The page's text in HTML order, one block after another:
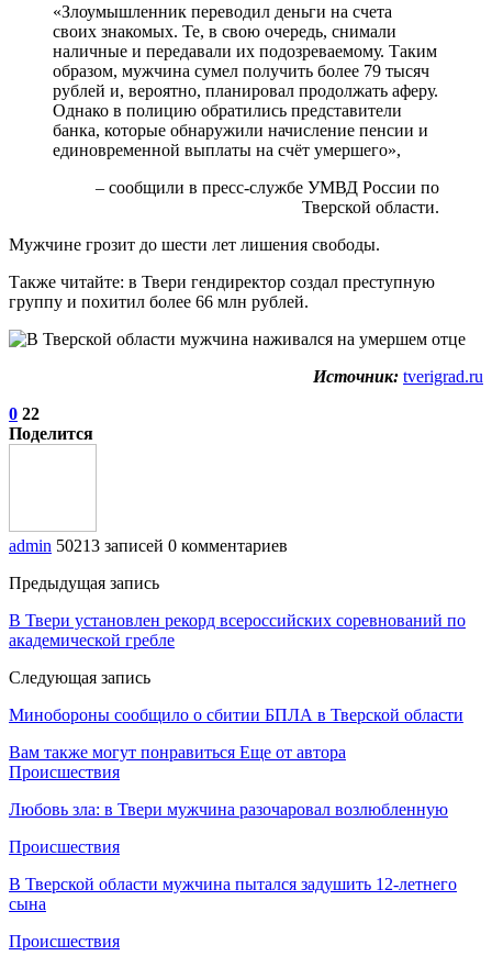
«Злоумышленник переводил деньги на счета
своих знакомых. Те, в свою очередь, снимали
наличные и передавали их подозреваемому. Таким
образом, мужчина сумел получить более 79 тысяч
рублей и, вероятно, планировал продолжать аферу.
Однако в полицию обратились представители
банка, которые обнаружили начисление пенсии и
единовременной выплаты на счёт умершего»,
– сообщили в пресс-службе УМВД России по
Тверской области.
Мужчине грозит до шести лет лишения свободы.
Также читайте: в Твери гендиректор создал преступную
группу и похитил более 66 млн рублей.
Источник: tverigrad.ru
0 22
Поделится
admin 50213 записей 0 комментариев
Предыдущая запись
В Твери установлен рекорд всероссийских соревнований по
академической гребле
Следующая запись
Минобороны сообщило о сбитии БПЛА в Тверской области
Вам также могут понравиться Еще от автора
Происшествия
Любовь зла: в Твери мужчина разочаровал возлюбленную
Происшествия
В Тверской области мужчина пытался задушить 12-летнего
сына
Происшествия